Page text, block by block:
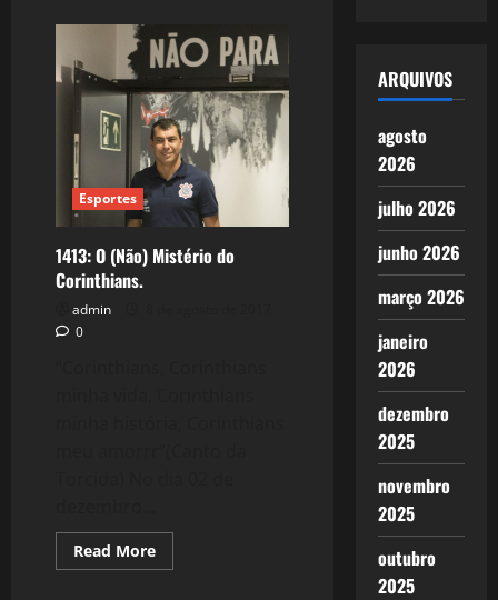
Tempo
Sombrio
Esportes
1413: O (Não) Mistério do
Corinthians.
admin
0
Read MoreRead
more
ARQUIVOS
agosto
2026
julho 2026
junho 2026
março 2026
janeiro
2026
dezembro
2025
novembro
2025
outubro
2025